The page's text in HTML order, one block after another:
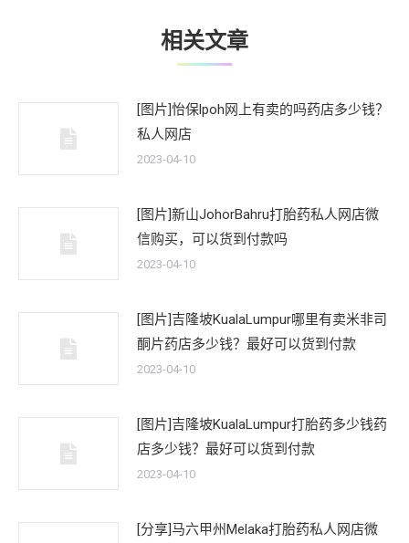
相关文章
[图片]怡保lpoh网上有卖的吗药店多少钱？
私人网店
2023-04-10
[图片]新山JohorBahru打胎药私人网店微
信购买，可以货到付款吗
2023-04-10
[图片]吉隆坡KualaLumpur哪里有卖米非司
酮片药店多少钱？最好可以货到付款
2023-04-10
[图片]吉隆坡KualaLumpur打胎药多少钱药
店多少钱？最好可以货到付款
2023-04-10
[分享]马六甲州Melaka打胎药私人网店微